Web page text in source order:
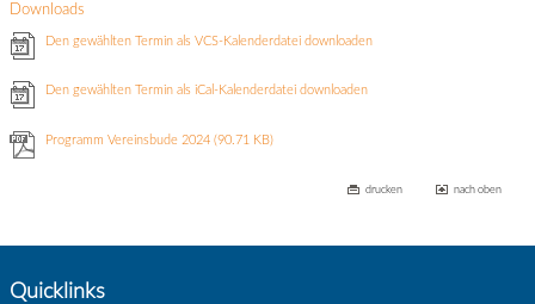
Downloads
Den gewählten Termin als VCS-Kalenderdatei downloaden
Den gewählten Termin als iCal-Kalenderdatei downloaden
Programm Vereinsbude 2024(90.71 KB)
drucken nach oben
Quicklinks